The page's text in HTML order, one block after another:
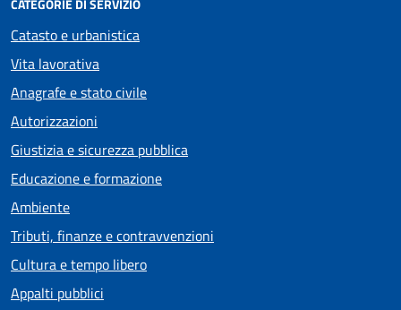
CATEGORIE DI SERVIZIO
Catasto e urbanistica
Vita lavorativa
Anagrafe e stato civile
Autorizzazioni
Giustizia e sicurezza pubblica
Educazione e formazione
Ambiente
Tributi, finanze e contravvenzioni
Cultura e tempo libero
Appalti pubblici